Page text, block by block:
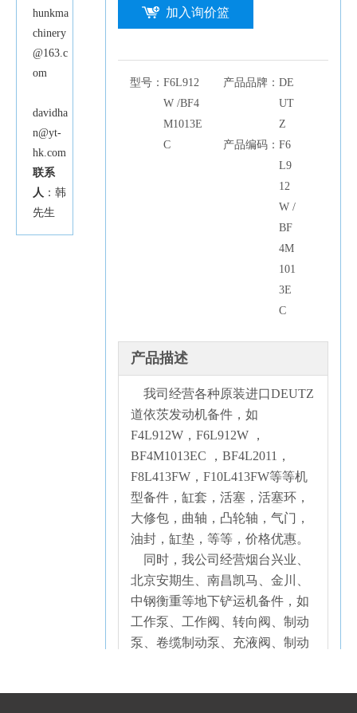
hunkma
chinery
@163.c
om
davidha
n@yt-
hk.com
联系
人 ：韩
先生
加入询价篮
型号： F6L912
W /BF4
M1013E
C
产品品牌： DE
UT
Z
产品编码： F6
L9
12
W /
BF
4M
101
3E
C
产品描述
我司经营各种原装进口DEUTZ
道依茨发动机备件，如
F4L912W，F6L912W ，
BF4M1013EC ，BF4L2011，
F8L413FW，F10L413FW等等机
型备件，缸套，活塞，活塞环，
大修包，曲轴，凸轮轴，气门，
油封，缸垫，等等，价格优惠。
同时，我公司经营烟台兴业、
北京安期生、南昌凯马、金川、
中钢衡重等地下铲运机备件，如
工作泵、工作阀、转向阀、制动
泵、卷缆制动泵、充液阀、制动